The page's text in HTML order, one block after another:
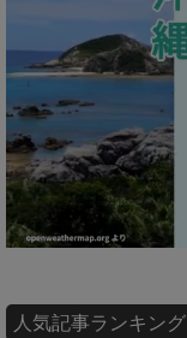
人気記事ランキング